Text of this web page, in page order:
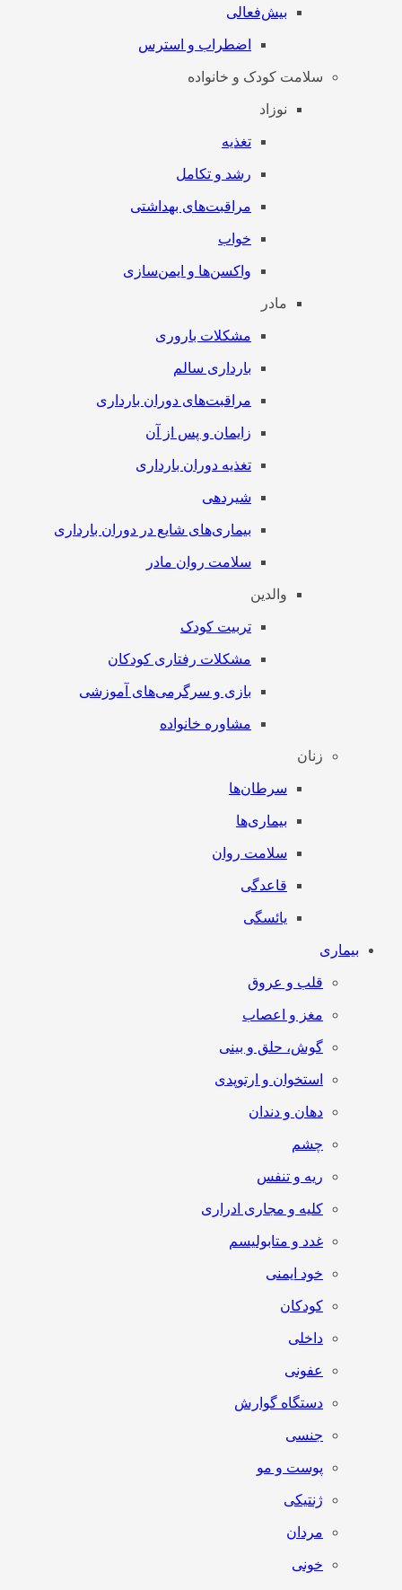
بیش‌فعالی
اضطراب و استرس
سلامت کودک و خانواده
نوزاد
تغذیه
رشد و تکامل
مراقبت‌های بهداشتی
خواب
واکسن‌ها و ایمن‌سازی
مادر
مشکلات باروری
بارداری سالم
مراقبت‌های دوران بارداری
زایمان و پس از آن
تغذیه دوران بارداری
شیردهی
بیماری‌های شایع در دوران بارداری
سلامت روان مادر
والدین
تربیت کودک
مشکلات رفتاری کودکان
بازی و سرگرمی‌های آموزشی
مشاوره خانواده
زنان
سرطان‌‌ها
بیماری‌ها
سلامت روان
قاعدگی
یائسگی
بیماری
قلب و عروق
مغز و اعصاب
گوش، حلق و بینی
استخوان و ارتوپدی
دهان و دندان
چشم
ریه و تنفس
کلیه و مجاری ادراری
غدد و متابولیسم
خود ایمنی
کودکان
داخلی
عفونی
دستگاه گوارش
جنسی
پوست و مو
ژنتیکی
مردان
خونی